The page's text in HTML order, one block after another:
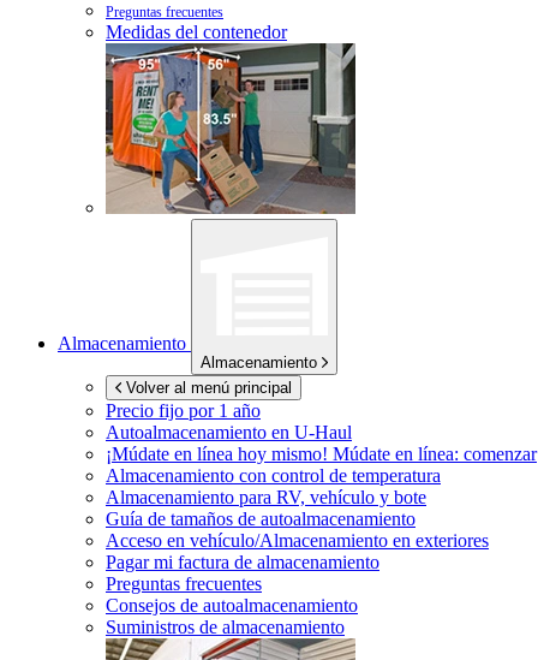
Preguntas frecuentes
Medidas del contenedor
Almacenamiento
Almacenamiento
Volver al menú principal
Precio fijo por 1 año
Autoalmacenamiento en U-Haul
¡Múdate en línea hoy mismo! Múdate en línea: comenzar
Almacenamiento con control de temperatura
Almacenamiento para RV, vehículo y bote
Guía de tamaños de autoalmacenamiento
Acceso en vehículo/Almacenamiento en exteriores
Pagar mi factura de almacenamiento
Preguntas frecuentes
Consejos de autoalmacenamiento
Suministros de almacenamiento